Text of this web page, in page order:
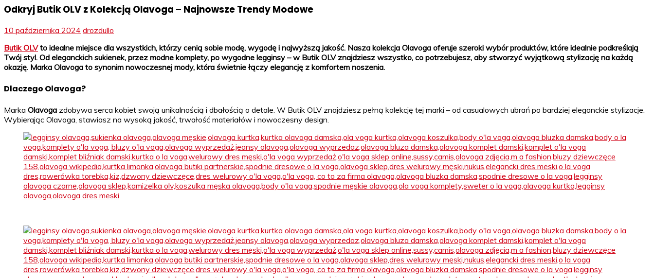
Odkryj Butik OLV z Kolekcją Olavoga – Najnowsze Trendy Modowe
10 października 2024 drozdullo
Butik OLVto idealne miejsce dla wszystkich, którzy cenią sobie modę, wygodę i najwyższą jakość. Nasza kolekcja Olavoga oferuje szeroki wybór produktów, które idealnie podkreślają
Twój styl. Od eleganckich sukienek, przez modne komplety, po wygodne legginsy – w Butik OLV znajdziesz wszystko, co potrzebujesz, aby stworzyć wyjątkową stylizację na każdą
okazję. Marka Olavoga to synonim nowoczesnej mody, która świetnie łączy elegancję z komfortem noszenia.
Dlaczego Olavoga?
Marka Olavoga zdobywa serca kobiet swoją unikalnością i dbałością o detale. W Butik OLV znajdziesz pełną kolekcję tej marki – od casualowych ubrań po bardziej eleganckie stylizacje.
Wybierając Olavoga, stawiasz na wysoką jakość, trwałość materiałów i nowoczesny design.